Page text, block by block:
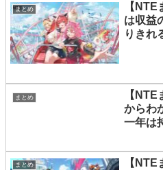
まとめ
【
は収益
りきれ
まとめ
【
からわ
一年は
まとめ
【